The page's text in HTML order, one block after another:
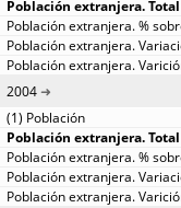
2004